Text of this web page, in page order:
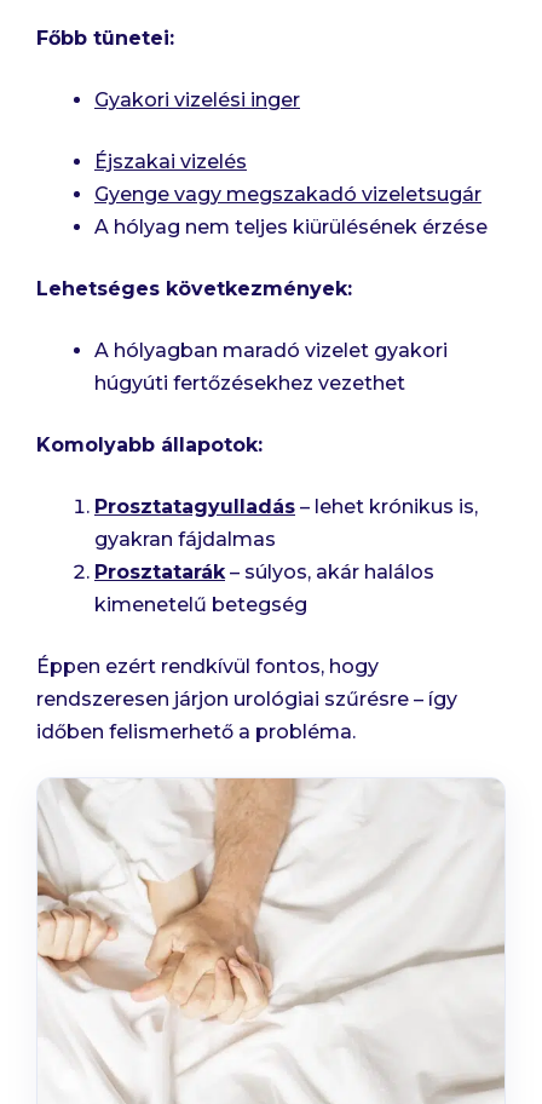
Főbb tünetei:
Gyakori vizelési inger
Éjszakai vizelés
Gyenge vagy megszakadó vizeletsugár
A hólyag nem teljes kiürülésének érzése
Lehetséges következmények:
A hólyagban maradó vizelet gyakori
húgyúti fertőzésekhez vezethet
Komolyabb állapotok:
Prosztatagyulladás – lehet krónikus is,
gyakran fájdalmas
Prosztatarák– súlyos, akár halálos
kimenetelű betegség
Éppen ezért rendkívül fontos, hogy
rendszeresen járjon urológiai szűrésre – így
időben felismerhető a probléma.